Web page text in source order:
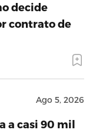
decide
contrato de
Ago 5, 2026
a casi 90 mil